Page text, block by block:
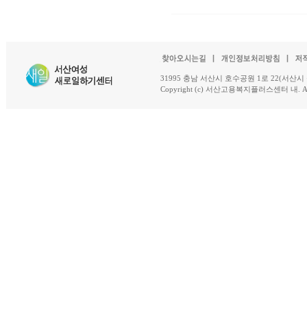
31995 충남 서산시 호수공원 1로 22(서산
Copyright (c) 서산고용복지플러스센터 내.